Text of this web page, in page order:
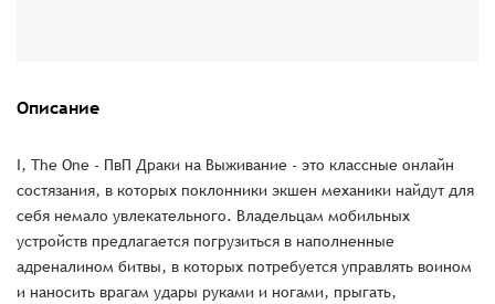
Описание
I, The One - ПвП Драки на Выживание - это классные онлайн
состязания, в которых поклонники экшен механики найдут для
себя немало увлекательного. Владельцам мобильных
устройств предлагается погрузиться в наполненные
адреналином битвы, в которых потребуется управлять воином
и наносить врагам удары руками и ногами, прыгать,